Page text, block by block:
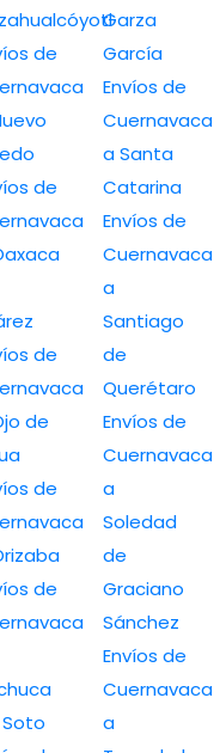
de
de
de
de
de
de
Garza
García
Envíos de
Cuernavaca
a Santa
Catarina
Envíos de
Cuernavaca
a
Santiago
de
Querétaro
Envíos de
Cuernavaca
a
Soledad
de
Graciano
Sánchez
Envíos de
Cuernavaca
a